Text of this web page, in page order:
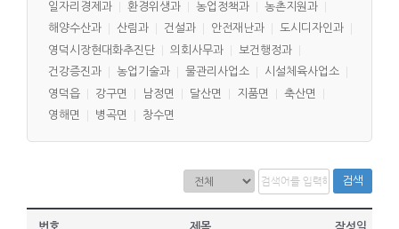
일자리경제과
환경위생과 농업정책과
농촌지원과
해양수산과
산림과 건설과 안전재난과
도시디자인과
영덕시장현대화추진단
의회사무과
보건행정과
건강증진과
농업기술과 물관리사업소
시설체육사업소
영덕읍
강구면 남정면 달산면 지품면
축산면
영해면
병곡면 창수면
검색
번호 제목 작성일